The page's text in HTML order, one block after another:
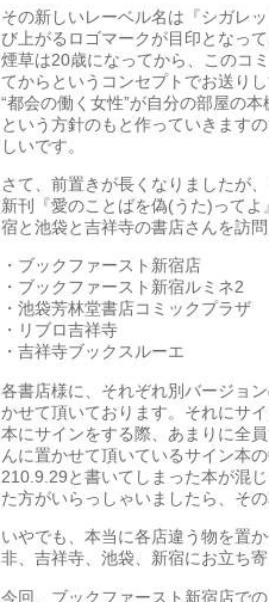
その新しいレーベル名は『シガレ
び上がるロゴマークが目印となっ
煙草は20歳になってから、このコ
てからというコンセプトでお送りし
“都会の働く女性”が自分の部屋の
という方針のもと作っていきます
しいです。
さて、前置きが長くなりましたが
新刊『愛のことばを偽(うた)って
宿と池袋と吉祥寺の書店さんを訪問
・ブックファースト新宿店
・ブックファースト新宿ルミネ2
・池袋芳林堂書店コミックプラザ
・リブロ吉祥寺
・吉祥寺ブックスルーエ
各書店様に、それぞれ別バージョ
かせて頂いております。それにサ
本にサインをする際、あまりに全
んに置かせて頂いているサイン本
210.9.29と書いてしまった本が混
た方がいらっしゃいましたら、そ
いやでも、本当に各店違う物を置
非、吉祥寺、池袋、新宿にお立ち
今回、ブックファースト新宿店で